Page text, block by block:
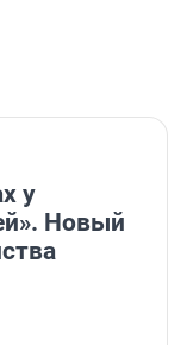
у
Новый